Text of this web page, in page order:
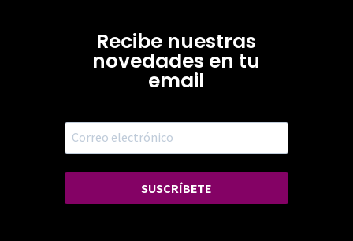
Recibe nuestras
novedades en tu
email
SUSCRÍBETE